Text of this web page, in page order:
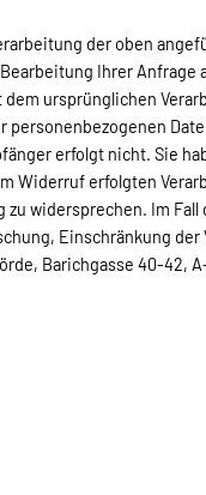
der oben
Bearbeitung Ihrer
ursprünglichen
erfolgt nicht. Sie
Widerruf erfolgten
widersprechen. Im
Einschränkung
Barichgasse 40-42,